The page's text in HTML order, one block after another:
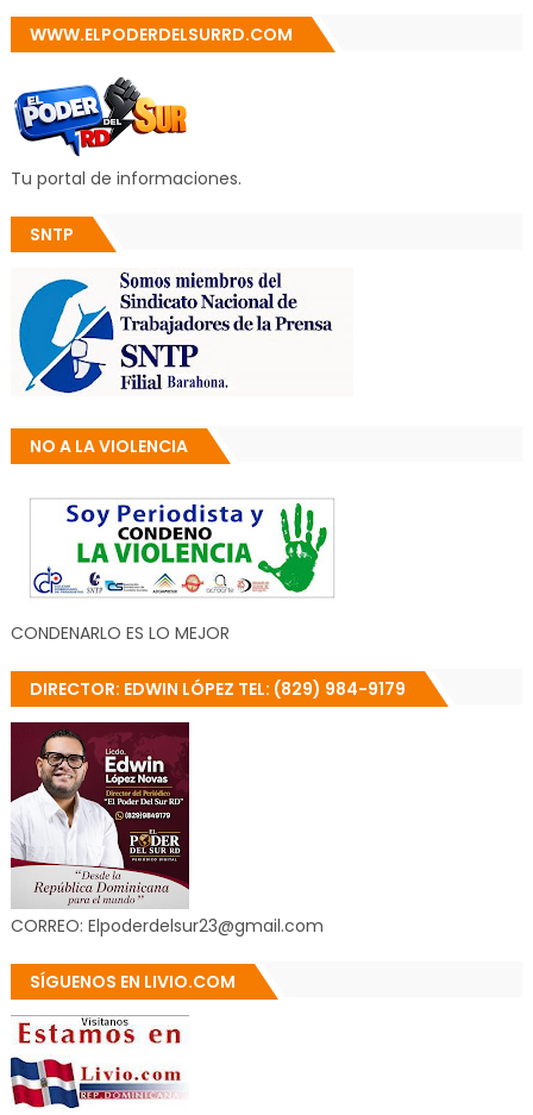
WWW.ELPODERDELSURRD.COM
Tu portal de informaciones.
SNTP
NO A LA VIOLENCIA
CONDENARLO ES LO MEJOR
DIRECTOR: EDWIN LÓPEZ TEL: (829) 984-9179
CORREO: Elpoderdelsur23@gmail.com
SÍGUENOS EN LIVIO.COM